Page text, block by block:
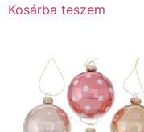
Kosárba teszem